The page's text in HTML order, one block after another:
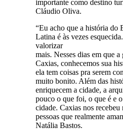
importante como destino
Cláudio Oliva.
“Eu acho que a história do
Latina é às vezes
valorizar
mais. Nesses dias em que a
Caxias, conhecemos sua
ela tem coisas pra serem
muito bonito. Além das
enriquecem a cidade, a
pouco o que foi, o que é e
cidade. Caxias nos
pessoas que realmente
Natália Bastos.